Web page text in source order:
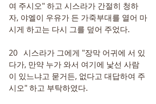
여 주시오" 하고 시스라가 간절히 청하
자, 야엘이 우유가 든 가죽부대를 열어 마
시게 하고는 다시 그를 덮어 주었다.
20   시스라가 그에게 "장막 어귀에 서 있
다가, 만약 누가 와서 여기에 낯선 사람
이 있느냐고 묻거든, 없다고 대답하여 주
시오" 하고 부탁하였다.